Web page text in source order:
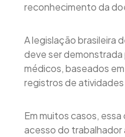
reconhecimento da
A legislação brasileira
deve ser
médicos, baseados
registros de atividades
Em muitos casos,
acesso do trabalhador